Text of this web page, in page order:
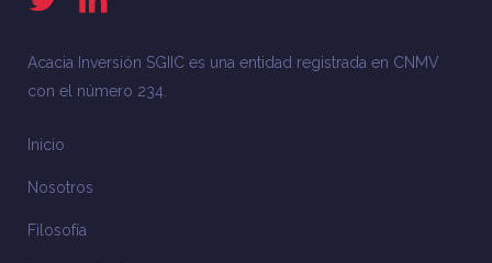
Acacia Inversión SGIIC es una entidad registrada en CNMV
con el número 234.
Inicio
Nosotros
Filosofía